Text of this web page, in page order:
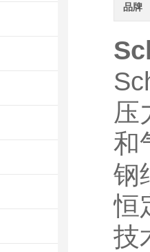
品牌
压
和
钢
恒
技